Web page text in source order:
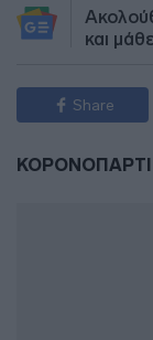
και
Share
ΚΟΡΟΝΟΠΑΡΤΙ